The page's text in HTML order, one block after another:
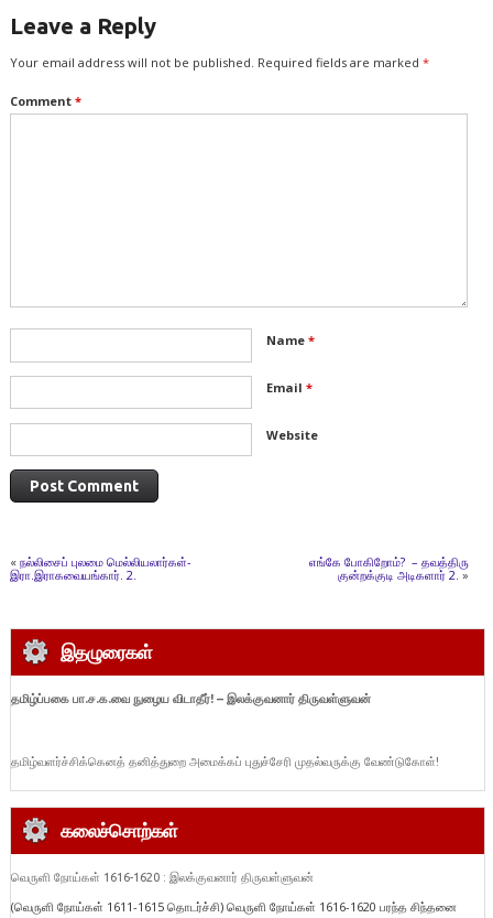
Leave a Reply
Your email address will not be published. Required fields are marked *
Comment *
Name *
Email *
Website
« நல்லிசைப் புலமை மெல்லியலார்கள்-
இரா.இராகவையங்கார். 2.
எங்கே போகிறோம்? – தவத்திரு
குன்றக்குடி அடிகளார் 2. »
இதழுரைகள்
தமிழ்ப்பகை பா.ச.க.வை நுழைய விடாதீர்! – இலக்குவனார் திருவள்ளுவன்
தமிழ்வளர்ச்சிக்கெனத் தனித்துறை அமைக்கப் புதுச்சேரி முதல்வருக்கு வேண்டுகோள்!
கலைச்சொற்கள்
வெருளி நோய்கள் 1616-1620 : இலக்குவனார் திருவள்ளுவன்
(வெருளி நோய்கள் 1611-1615 தொடர்ச்சி) வெருளி நோய்கள் 1616-1620 பரந்த சிந்தனை